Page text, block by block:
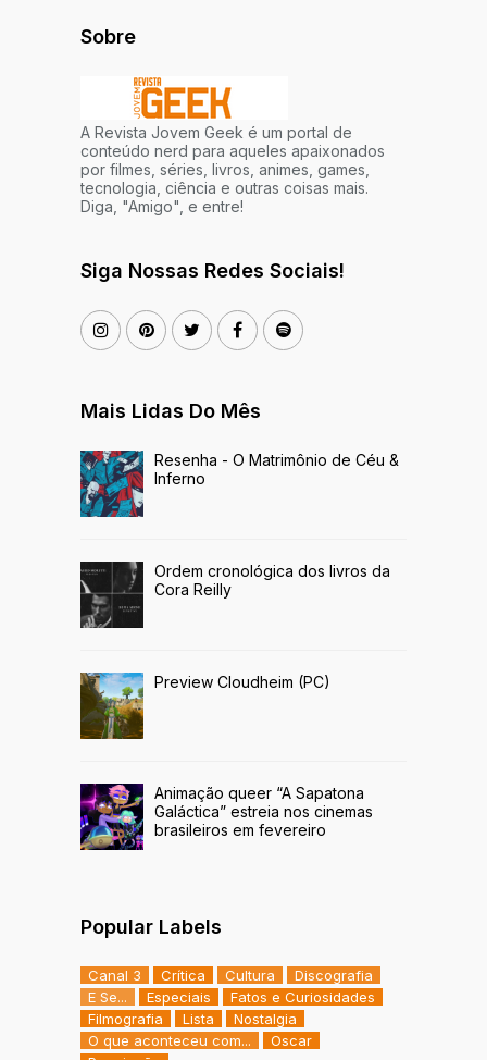
Sobre
A Revista Jovem Geek é um portal de
conteúdo nerd para aqueles apaixonados
por filmes, séries, livros, animes, games,
tecnologia, ciência e outras coisas mais.
Diga, "Amigo", e entre!
Siga Nossas Redes Sociais!
Mais Lidas Do Mês
Resenha - O Matrimônio de Céu &
Inferno
Ordem cronológica dos livros da
Cora Reilly
Preview Cloudheim (PC)
Animação queer “A Sapatona
Galáctica” estreia nos cinemas
brasileiros em fevereiro
Popular Labels
Canal 3 Crítica Cultura
Discografia
E Se...
Especiais
Fatos e Curiosidades
Filmografia
Lista
Nostalgia
O que aconteceu com...
Oscar